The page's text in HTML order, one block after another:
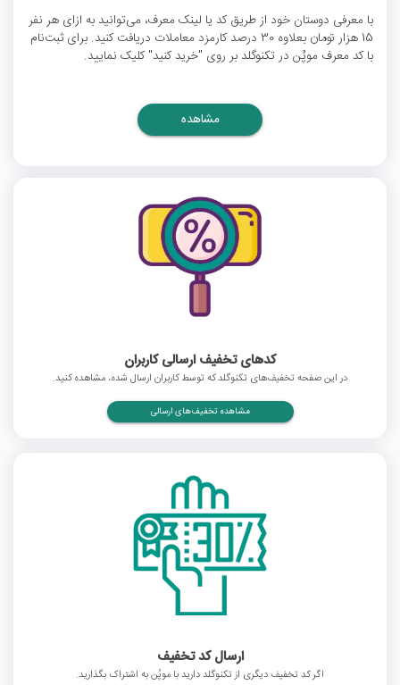
با معرفی دوستان خود از طریق کد یا لینک معرف، می‌توانید به ازای هر نفر
15 هزار تومان بعلاوه 30 درصد کارمزد معاملات دریافت کنید. برای ثبت‌نام
با کد معرف موپُن در تکنوگلد بر روی "خرید کنید" کلیک نمایید.
مشاهده
کدهای تخفیف ارسالی کاربران
در این صفحه تخفیف‌های تکنوگلد که توسط کاربران ارسال شده، مشاهده کنید.
مشاهده تخفیف‌های ارسالی
ارسال کد تخفیف
اگر کد تخفیف دیگری از تکنوگلد دارید با موپُن به اشتراک بگذارید.